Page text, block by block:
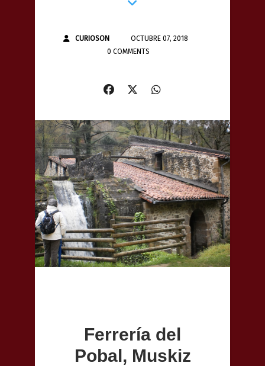
CURIOSON
OCTUBRE 07, 2018
0 COMMENTS
Ferrería del
Pobal, Muskiz